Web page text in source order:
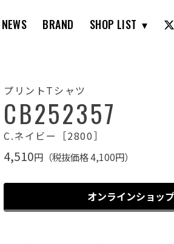
NEWS BRAND SHOP LIST
プリントTシャツ
CB252357
C.ネイビー［2800］
4,510円（税抜価格 4,100円）
オンラインショッ